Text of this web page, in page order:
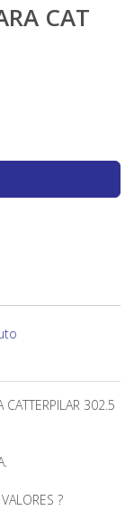
CAT
CATTERPILAR 302.5
?